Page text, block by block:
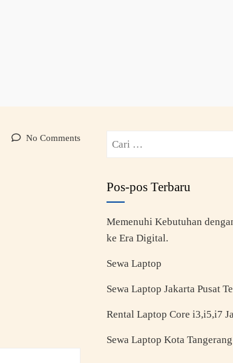
No Comments
Pos-pos Terbaru
Memenuhi Kebutuhan
ke Era Digital.
Sewa Laptop
Sewa Laptop Jakarta Pusat
Rental Laptop Core i3,i5,i7
Sewa Laptop Kota Tangerang